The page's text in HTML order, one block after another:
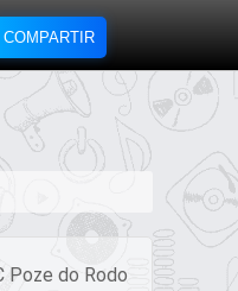
COMPARTIR
Poze do Rodo